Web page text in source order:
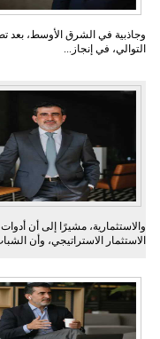
وجاذبية في الشرق الأوسط، بعد
التوالي، في إنجاز...
والاستثمارية، مشيرًا إلى أن
الاستثمار الاستراتيجي، وأن